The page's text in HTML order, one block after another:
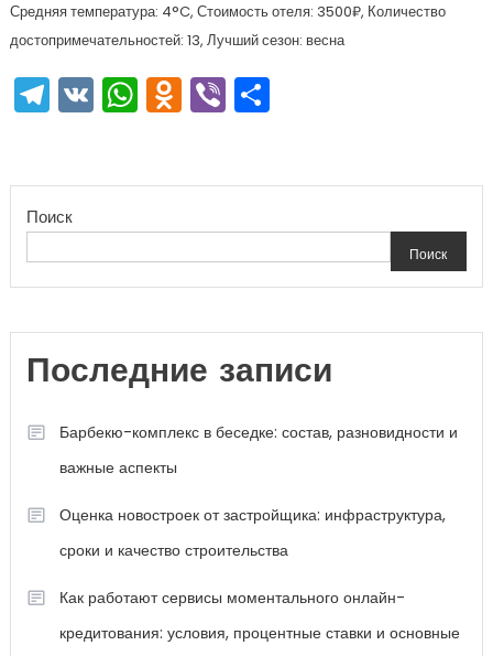
Средняя температура: 4°C, Стоимость отеля: 3500₽, Количество
достопримечательностей: 13, Лучший сезон: весна
Telegram
VKWhatsApp
Odnoklassniki
ViberОтправить
Поиск
Поиск
Последние записи
Барбекю-комплекс в беседке: состав, разновидности и
важные аспекты
Оценка новостроек от застройщика: инфраструктура,
сроки и качество строительства
Как работают сервисы моментального онлайн-
кредитования: условия, процентные ставки и основные